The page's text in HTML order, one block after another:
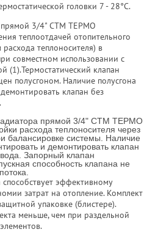
головки 7 - 28°С.
прямой 3/4" СТМ ТЕРМО
теплоотдачей отопительного
теплоносителя) в
совместном использовании с
(1).Термостатический клапан
полусгоном. Наличие полусгона
клапан без
прямой 3/4" СТМ ТЕРМО
расхода теплоносителя через
балансировке системы. Наличие
и демонтировать клапан
Запорный клапан
способность клапана не
эффективному
затрат на отопление. Комплект
упаковке (блистере).
меньше, чем при раздельной